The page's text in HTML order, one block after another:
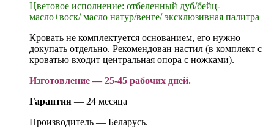
Цветовое исполнение: отбеленный дуб/бейц-
масло+воск/ масло натур/венге/ эксклюзивная палитра
Кровать не комплектуется основанием, его нужно
докупать отдельно. Рекомендован настил (в комплект с
кроватью входит центральная опора с ножками).
Изготовление — 25-45 рабочих дней.
Гарантия — 24 месяца
Производитель — Беларусь.